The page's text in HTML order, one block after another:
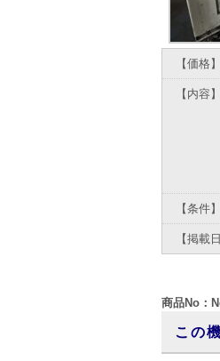
【価格】
【内容】
【条件】
【掲載日
商品No：
この